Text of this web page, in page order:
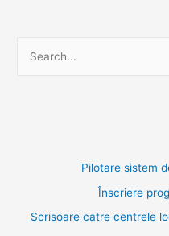
Pilotare sistem
Înscriere
Scrisoare catre centrele